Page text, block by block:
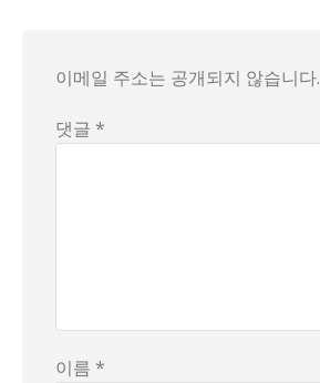
이메일 주소는 공개되지 않습니다.
댓글 *
이름 *